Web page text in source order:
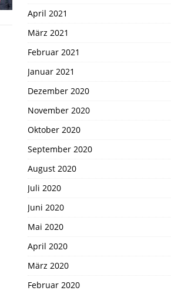
April 2021
März 2021
Februar 2021
Januar 2021
Dezember 2020
November 2020
Oktober 2020
September 2020
August 2020
Juli 2020
Juni 2020
Mai 2020
April 2020
März 2020
Februar 2020